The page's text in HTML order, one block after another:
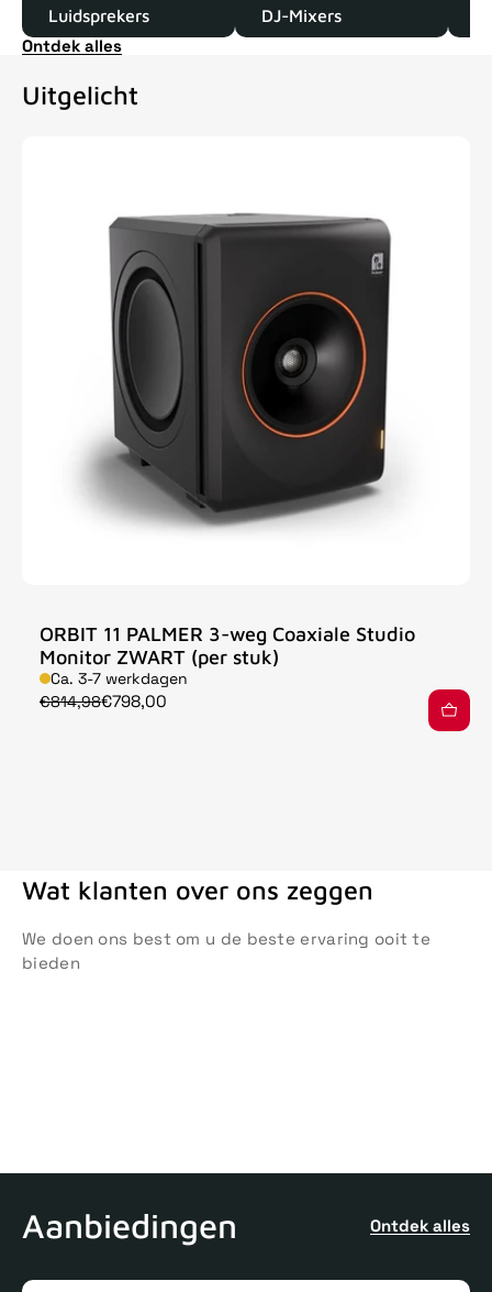
Luidsprekers DJ-Mixers
Ontdek alles
Uitgelicht
ORBIT 11 PALMER 3-weg Coaxiale Studio
Monitor ZWART (per stuk)
Ca. 3-7 werkdagen
€814,98€798,00
Wat klanten over ons zeggen
We doen ons best om u de beste ervaring ooit te
bieden
Aanbiedingen Ontdek alles